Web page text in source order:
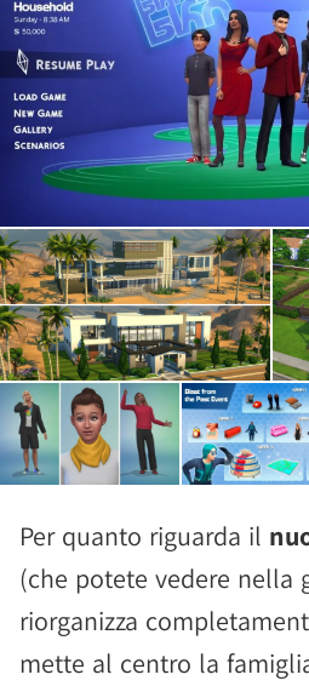
Per quanto riguarda il
(che potete vedere nella
riorganizza
mette al centro la